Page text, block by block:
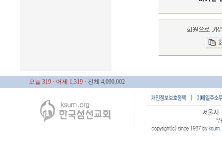
오늘 319 · 어제 1,319 · 전체 4,090,002